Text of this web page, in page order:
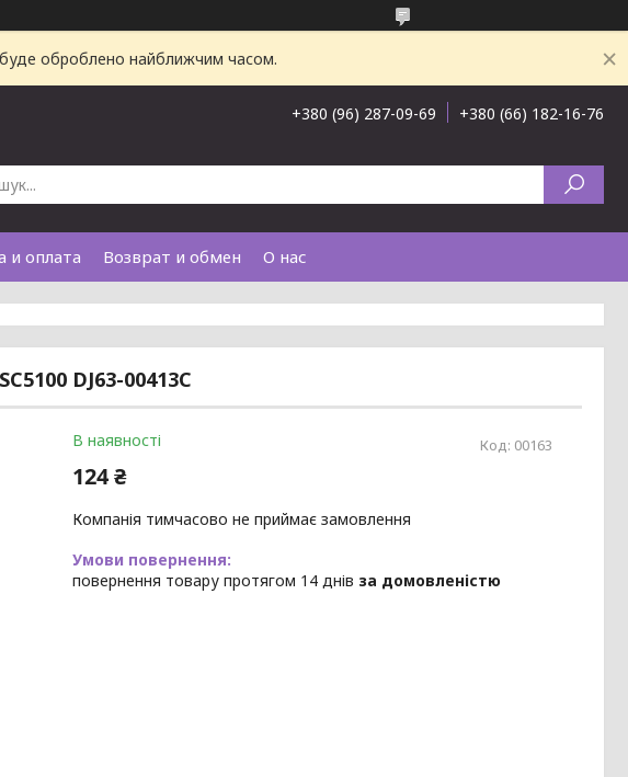
буде оброблено найближчим часом.
+380 (96) 287-09-69 +380 (66) 182-16-76
и оплата Возврат и обмен О нас
DJ63-00413C
В наявності Код: 00163
124 ₴
Компанія тимчасово не приймає замовлення
повернення товару протягом 14 днів за домовленістю